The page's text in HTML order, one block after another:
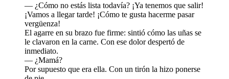
— ¿Cómo no estás lista todavía? ¡Ya tenemos que salir!
¡Vamos a llegar tarde! ¡Cómo te gusta hacerme pasar
vergüenza!
El agarre en su brazo fue firme: sintió cómo las uñas se
le clavaron en la carne. Con ese dolor despertó de
inmediato.
— ¿Mamá?
Por supuesto que era ella. Con un tirón la hizo ponerse